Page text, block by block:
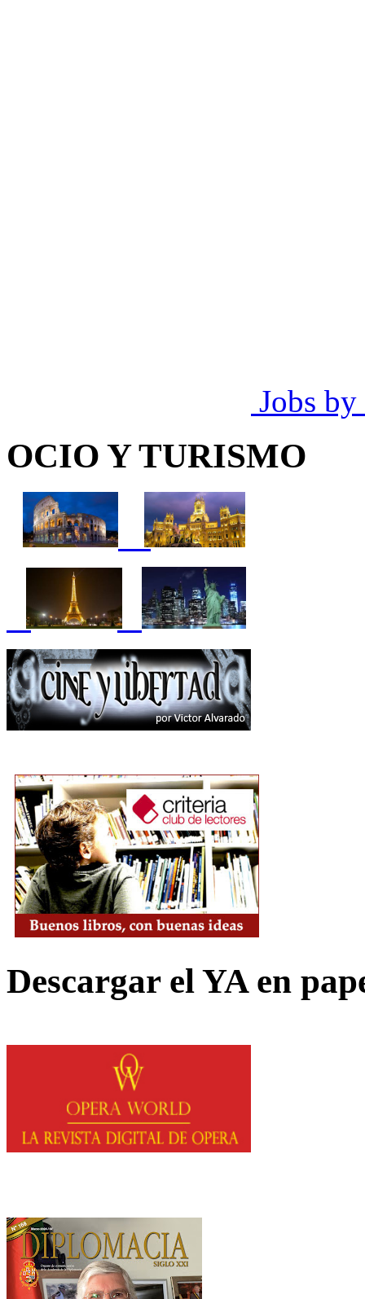
Jobs by
OCIO Y TURISMO
Descargar el YA en